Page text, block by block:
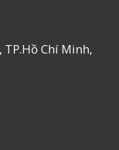
Chí Minh,